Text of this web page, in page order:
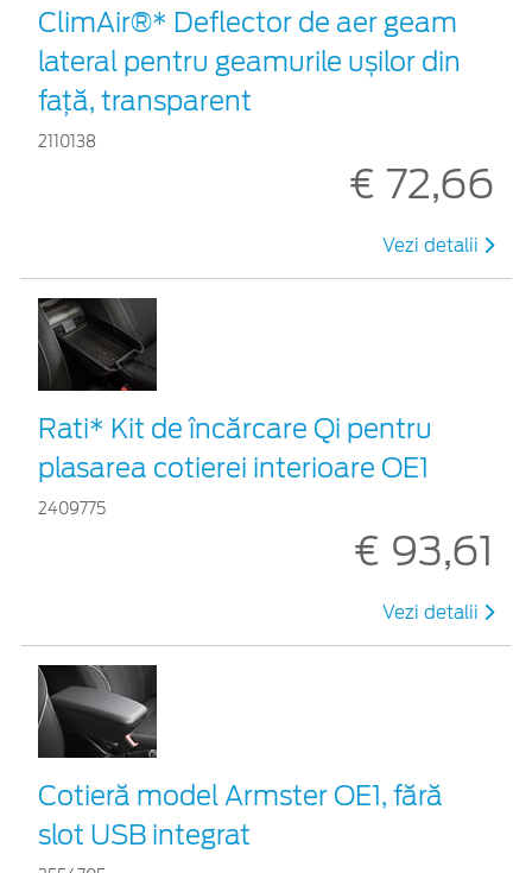
ClimAir®* Deflector de aer geam
lateral pentru geamurile ușilor din
față, transparent
2110138
€ 72,66
Vezi detalii
Rati* Kit de încărcare Qi pentru
plasarea cotierei interioare OE1
2409775
€ 93,61
Vezi detalii
Cotieră model Armster OE1, fără
slot USB integrat